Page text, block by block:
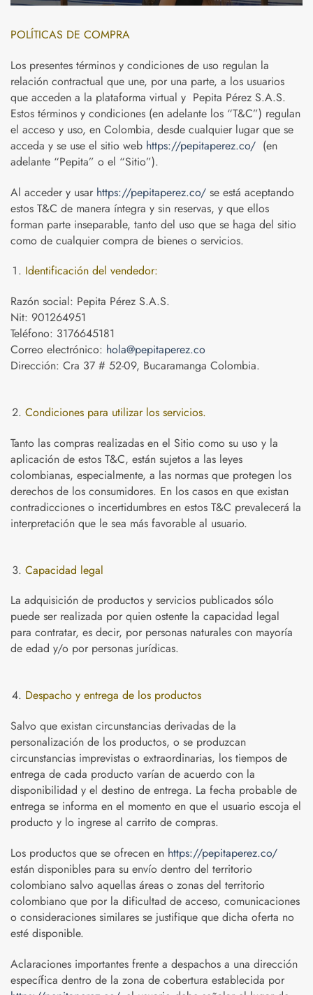
POLÍTICAS DE COMPRA
Los presentes términos y condiciones de uso regulan la
relación contractual que une, por una parte, a los usuarios
que acceden a la plataforma virtual y Pepita Pérez S.A.S.
Estos términos y condiciones (en adelante los “T&C”) regulan
el acceso y uso, en Colombia, desde cualquier lugar que se
acceda y se use el sitio web https://pepitaperez.co/ (en
adelante “Pepita” o el “Sitio”).
Al acceder y usar https://pepitaperez.co/ se está aceptando
estos T&C de manera íntegra y sin reservas, y que ellos
forman parte inseparable, tanto del uso que se haga del sitio
como de cualquier compra de bienes o servicios.
Identificación del vendedor:
Razón social: Pepita Pérez S.A.S.
Nit: 901264951
Teléfono: 3176645181
Correo electrónico: hola@pepitaperez.co
Dirección: Cra 37 # 52-09, Bucaramanga Colombia.
Condiciones para utilizar los servicios.
Tanto las compras realizadas en el Sitio como su uso y la
aplicación de estos T&C, están sujetos a las leyes
colombianas, especialmente, a las normas que protegen los
derechos de los consumidores. En los casos en que existan
contradicciones o incertidumbres en estos T&C prevalecerá la
interpretación que le sea más favorable al usuario.
Capacidad legal
La adquisición de productos y servicios publicados sólo
puede ser realizada por quien ostente la capacidad legal
para contratar, es decir, por personas naturales con mayoría
de edad y/o por personas jurídicas.
Despacho y entrega de los productos
Salvo que existan circunstancias derivadas de la
personalización de los productos, o se produzcan
circunstancias imprevistas o extraordinarias, los tiempos de
entrega de cada producto varían de acuerdo con la
disponibilidad y el destino de entrega. La fecha probable de
entrega se informa en el momento en que el usuario escoja el
producto y lo ingrese al carrito de compras.
Los productos que se ofrecen en https://pepitaperez.co/
están disponibles para su envío dentro del territorio
colombiano salvo aquellas áreas o zonas del territorio
colombiano que por la dificultad de acceso, comunicaciones
o consideraciones similares se justifique que dicha oferta no
esté disponible.
Aclaraciones importantes frente a despachos a una dirección
específica dentro de la zona de cobertura establecida por